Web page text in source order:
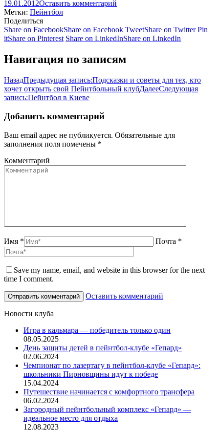
19.01.2012Оставить комментарий
Метки: Пейнтбол
Поделиться
Share on FacebookShare on Facebook TweetShare on Twitter Pin
itShare on Pinterest Share on LinkedInShare on LinkedIn
Навигация по записям
НазадПредыдущая запись:Подсказки и советы для тех, кто
хочет открыть свой Пейнтбольный клубДалееСледующая
запись:Пейнтбол в Киеве
Добавить комментарий
Ваш email адрес не публикуется. Обязательные для
заполнения поля помечены *
Комментарий
Имя * Почта *
Save my name, email, and website in this browser for the next
time I comment.
Оставить комментарий
Новости клуба
Игра в кальмара — победитель только один
08.05.2025
День защиты детей в пейнтбол-клубе «Гепард»
02.06.2024
Чемпионат по лазертагу в пейнтбол-клубе «Гепард»:
школьники Пирновщины идут к победе
15.04.2024
Путешествие начинается с комфортного трансфера
06.02.2024
Загородный пейнтбольный комплекс «Гепард» —
идеальное место для отдыха
12.08.2023